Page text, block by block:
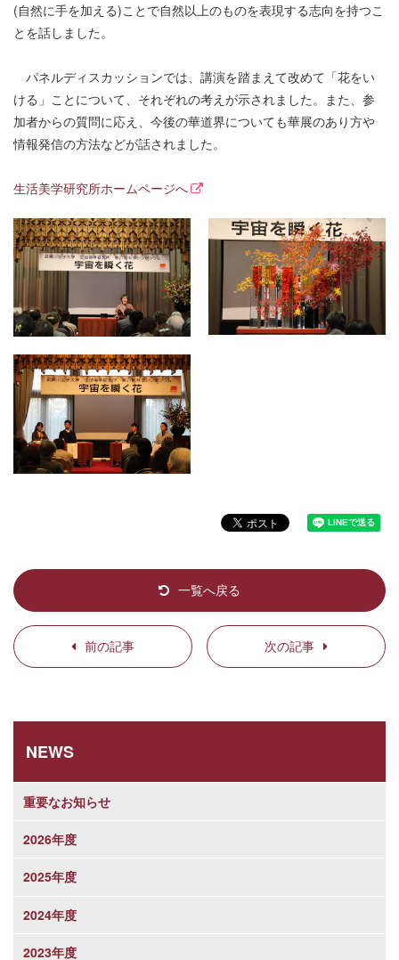
(自然に手を加える)ことで自然以上のものを表現する志向を持つこ
とを話しました。
パネルディスカッションでは、講演を踏まえて改めて「花をい
ける」ことについて、それぞれの考えが示されました。また、参
加者からの質問に応え、今後の華道界についても華展のあり方や
情報発信の方法などが話されました。
生活美学研究所ホームページへ
前の記事
一覧へ戻る
次の記事
NEWS
重要なお知らせ
2026年度
2025年度
2024年度
2023年度